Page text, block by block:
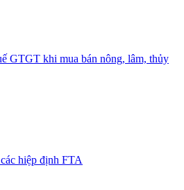
GTGT khi mua bán nông, lâm, thủy
hiệp định FTA